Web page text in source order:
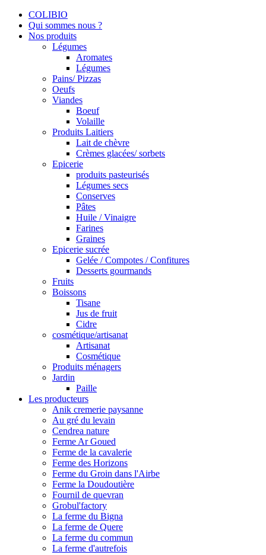
COLIBIO
Qui sommes nous ?
Nos produits
Légumes
Aromates
Légumes
Pains/ Pizzas
Oeufs
Viandes
Boeuf
Volaille
Produits Laitiers
Lait de chèvre
Crèmes glacées/ sorbets
Epicerie
produits pasteurisés
Légumes secs
Conserves
Pâtes
Huile / Vinaigre
Farines
Graines
Epicerie sucrée
Gelée / Compotes / Confitures
Desserts gourmands
Fruits
Boissons
Tisane
Jus de fruit
Cidre
cosmétique/artisanat
Artisanat
Cosmétique
Produits ménagers
Jardin
Paille
Les producteurs
Anik cremerie paysanne
Au gré du levain
Cendrea nature
Ferme Ar Goued
Ferme de la cavalerie
Ferme des Horizons
Ferme du Groin dans l'Airbe
Ferme la Doudoutière
Fournil de quevran
Grobul'factory
La ferme du Bigna
La ferme de Quere
La ferme du commun
La ferme d'autrefois